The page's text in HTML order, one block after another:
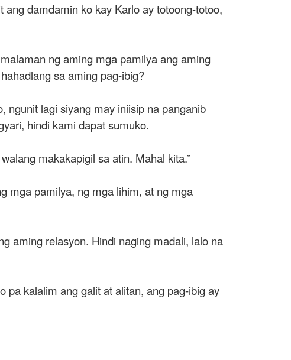
damdamin ko kay Karlo ay totoong-totoo,
ng aming mga pamilya ang aming
sa aming pag-ibig?
ngunit lagi siyang may iniisip na panganib
hindi kami dapat sumuko.
makakapigil sa atin. Mahal kita.”
mga pamilya, ng mga lihim, at ng mga
aming relasyon. Hindi naging madali, lalo na
pa kalalim ang galit at alitan, ang pag-ibig ay